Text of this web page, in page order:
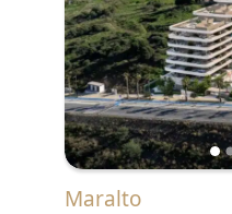
Maralto